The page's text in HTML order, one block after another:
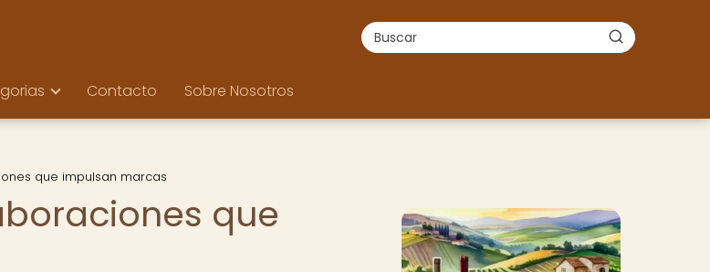
Contacto Sobre Nosotros
que impulsan marcas
que